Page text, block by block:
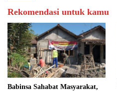
Rekomendasi untuk kamu
Babinsa Sahabat Masyarakat,